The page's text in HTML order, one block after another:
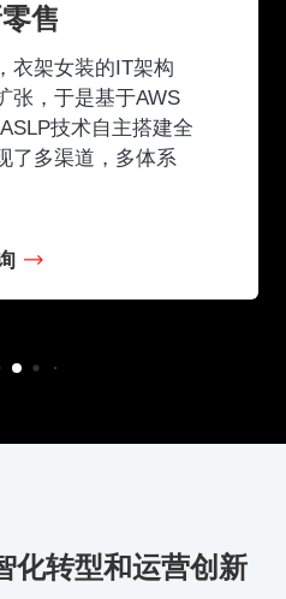
售
衣架女装的IT架构
张，于是基于AWS
技术自主搭建全
了多渠道，多体系
化转型和运营创新